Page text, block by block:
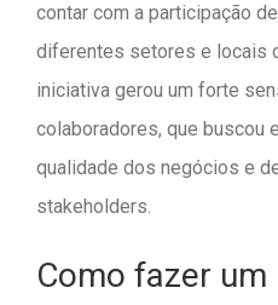
contar com a participação
diferentes setores e locais
iniciativa gerou um forte
colaboradores, que buscou
qualidade dos negócios e
stakeholders.
Como fazer